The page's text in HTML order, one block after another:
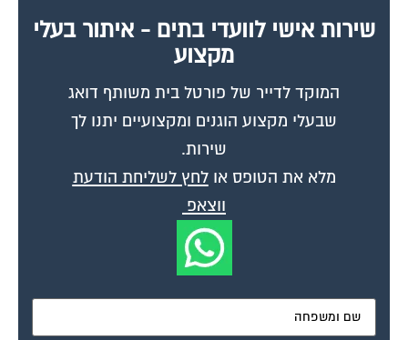
שירות אישי לוועדי בתים - איתור בעלי
מקצוע
המוקד לדייר של פורטל בית משותף דואג
שבעלי מקצוע הוגנים ומקצועיים יתנו לך
שירות.
מלא את הטופס אולחץ לשליחת הודעת
ווצאפ